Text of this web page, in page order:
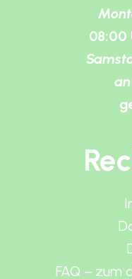
08:00
FAQ – zum